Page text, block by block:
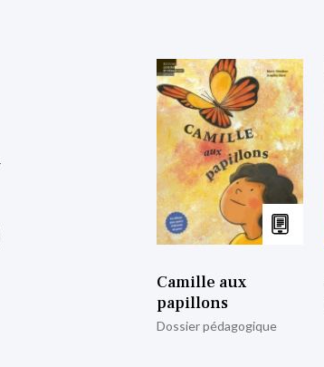
Camille aux
papillons
Dossier pédagogique